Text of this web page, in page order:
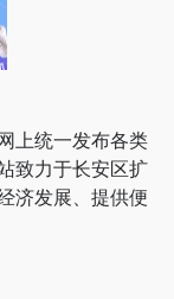
上统一发布各类
致力于长安区扩
济发展、提供便